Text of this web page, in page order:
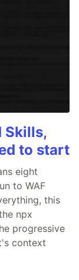
Skills,
to start
eight
to WAF
this
npx
progressive
context